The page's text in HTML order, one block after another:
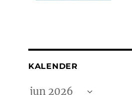
KALENDER